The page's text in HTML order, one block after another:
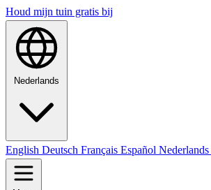
Houd mijn tuin gratis bij
Nederlands
English Deutsch Français Español Nederlands